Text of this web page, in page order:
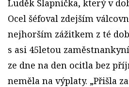
Luděk Slapnička, který v
Ocel šéfoval zdejším
nejhorším zážitkem z té
s asi 45letou
ze dne na den ocitla bez
neměla na výplaty. „Přišla